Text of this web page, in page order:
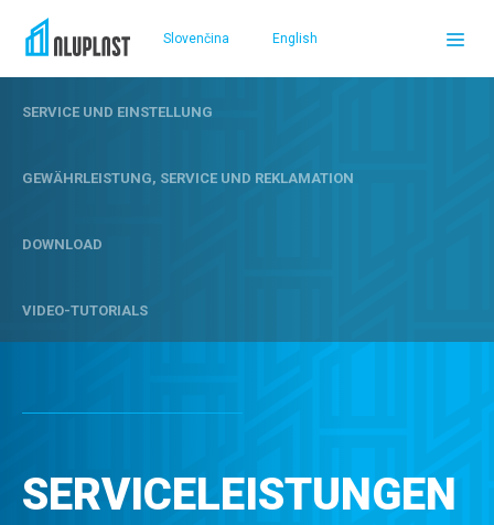
English
Slovenčina
SERVICELEISTUNGEN UND UNTERSTÜTZUNG
KONTAKT
SERVICE UND EINSTELLUNG
GEWÄHRLEISTUNG, SERVICE UND REKLAMATION
DOWNLOAD
VIDEO-TUTORIALS
SERVICELEISTUNGEN